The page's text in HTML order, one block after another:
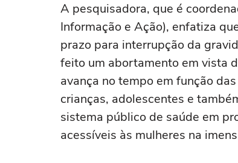
A pesquisadora, que é
Informação e Ação), enfatiza
prazo para interrupção da
feito um abortamento em vista
avança no tempo em função
crianças, adolescentes e
sistema público de saúde em
acessíveis às mulheres na